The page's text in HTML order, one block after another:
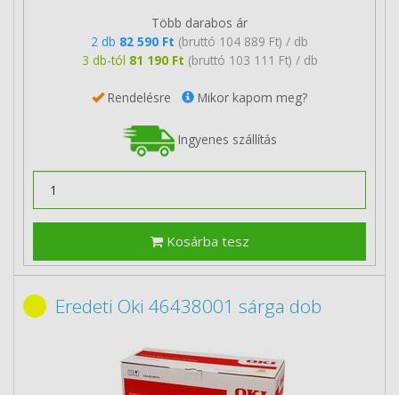
Több darabos ár
2 db 82 590 Ft (bruttó 104 889 Ft) / db
3 db-tól 81 190 Ft (bruttó 103 111 Ft) / db
Rendelésre Mikor kapom meg?
Ingyenes szállítás
Kosárba tesz
Eredeti Oki 46438001 sárga dob